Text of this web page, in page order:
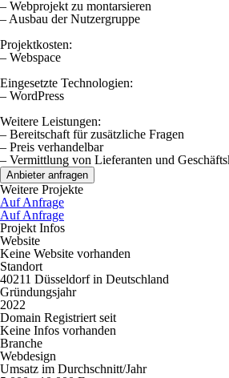
– Webprojekt zu montarsieren
– Ausbau der Nutzergruppe
Projektkosten:
– Webspace
Eingesetzte Technologien:
– WordPress
Weitere Leistungen:
– Bereitschaft für zusätzliche Fragen
– Preis verhandelbar
– Vermittlung von Lieferanten und
Anbieter anfragen
Weitere Projekte
Auf Anfrage
Auf Anfrage
Projekt Infos
Website
Keine Website vorhanden
Standort
40211 Düsseldorf in Deutschland
Gründungsjahr
2022
Domain Registriert seit
Keine Infos vorhanden
Branche
Webdesign
Umsatz im Durchschnitt/Jahr